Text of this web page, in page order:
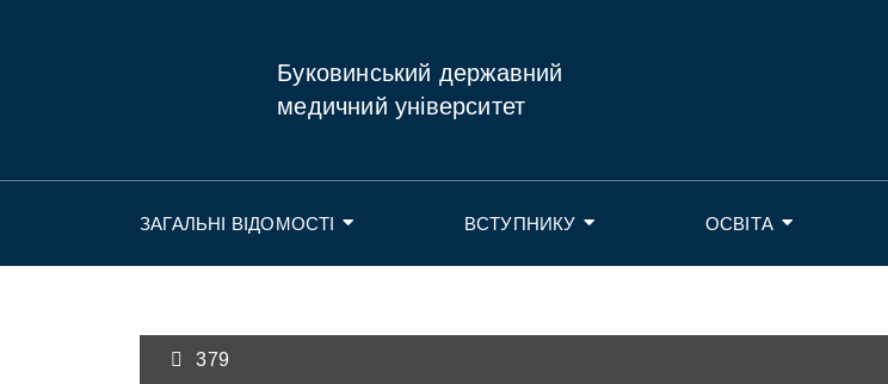
Буковинський державний
медичний університет
ЗАГАЛЬНІ ВІДОМОСТІ ВСТУПНИКУ ОСВІТА
379